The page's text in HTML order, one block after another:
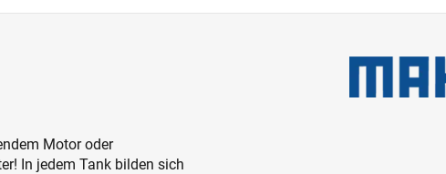
Motor oder
In jedem Tank bilden sich